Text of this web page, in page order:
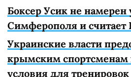
Боксер Усик не намерен
Симферополя и
Украинские власти
крымским спортсменам
условия для тренировок